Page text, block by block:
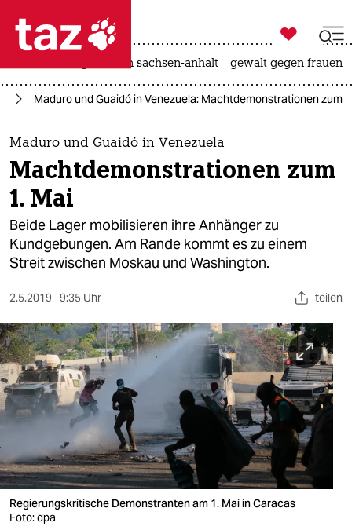
 taz zahl ich
taz zahl ich
themen
politik
öko
gesellschaft
sport
berlin
nord
wahrheit
verlag
verlag
veranstaltungen

taz zahl ich
landtagswahl in sachsen-anhalt gewalt gegen frauen
Maduro und Guaidó in Venezuela: Machtdemonstrationen zum
Maduro und Guaidó in Venezuela
Machtdemonstrationen zum
1. Mai
Beide Lager mobilisieren ihre Anhänger zu
Kundgebungen. Am Rande kommt es zu einem
Streit zwischen Moskau und Washington.
2.5.2019 9:35 Uhr teilen
Regierungskritische Demonstranten am 1. Mai in Caracas
Foto: dpa